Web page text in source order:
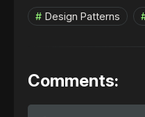
Design Patterns
Comments: